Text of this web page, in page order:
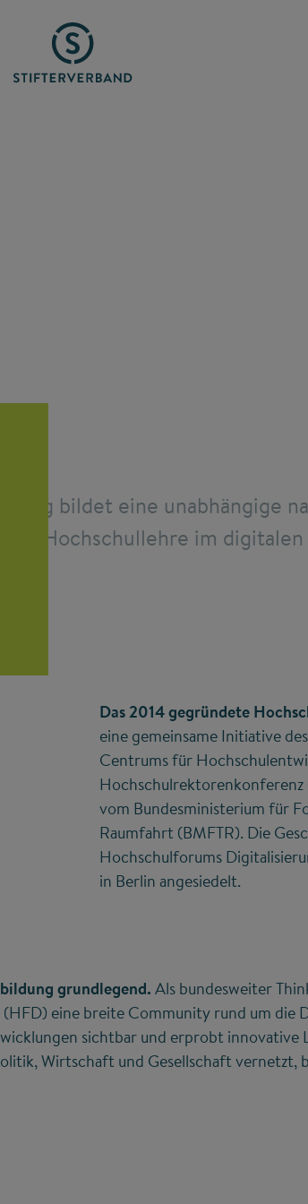
bildet eine unabhängige
die Hochschullehre im
Das 2014 gegründete
eine gemeinsame Initiative
Centrums für
vom Bundesministerium für
Raumfahrt (BMFTR). Die
Hochschulforums
in Berlin angesiedelt.
grundlegend. Als bundesweiter
eine breite Community rund um die
sichtbar und erprobt innovative
Wirtschaft und Gesellschaft vernetzt,